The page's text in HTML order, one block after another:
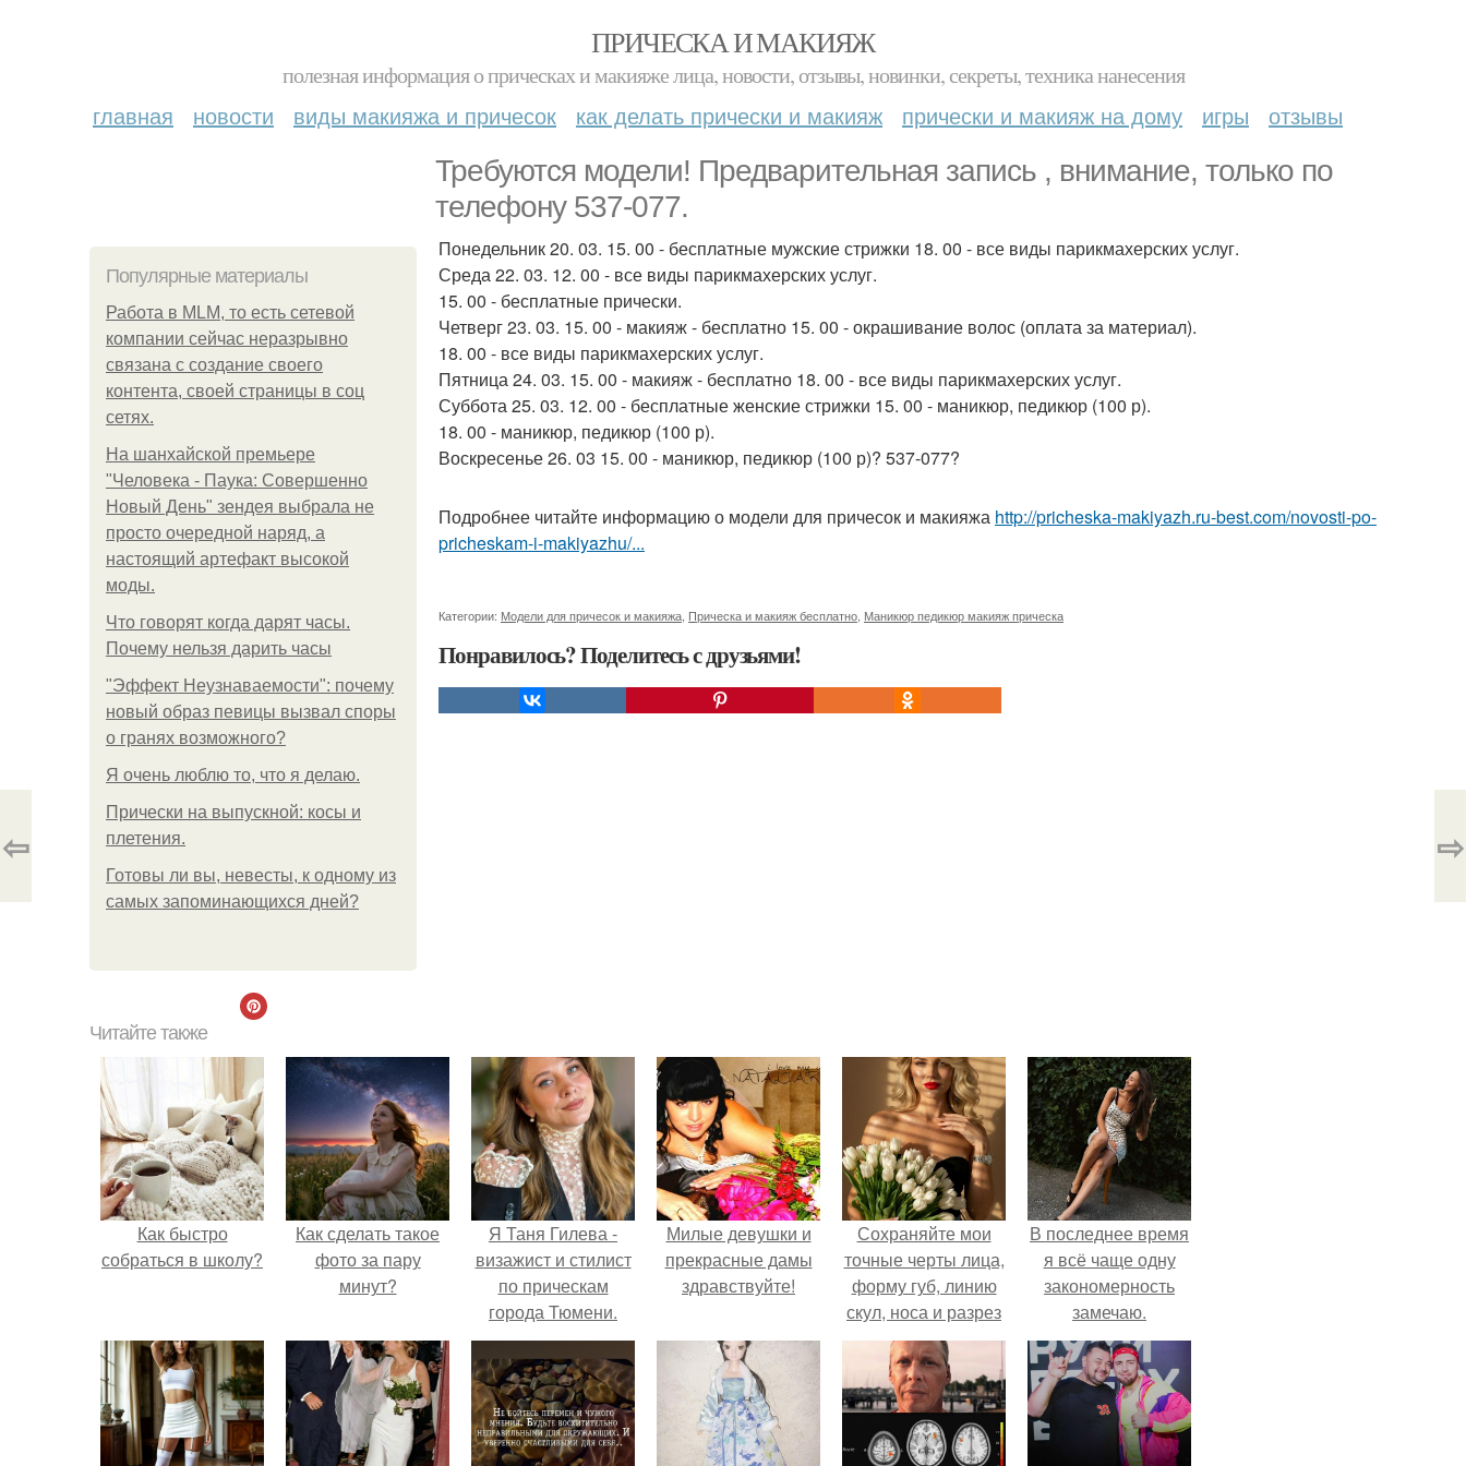
ПРИЧЕСКА И МАКИЯЖ
полезная информация о прическах и макияже лица, новости, отзывы, новинки, секреты, техника нанесения
главная новости виды макияжа и причесок как делать прически и макияж прически и макияж на дому игры отзывы
Требуются модели! Предварительная запись , внимание, только по
телефону 537-077.
Популярные материалы
Работа в MLM, то есть сетевой
компании сейчас неразрывно
связана с создание своего
контента, своей страницы в соц
сетях.
На шанхайской премьере
"Человека - Паука: Совершенно
Новый День" зендея выбрала не
просто очередной наряд, а
настоящий артефакт высокой
моды.
Что говорят когда дарят часы.
Почему нельзя дарить часы
"Эффект Неузнаваемости": почему
новый образ певицы вызвал споры
о гранях возможного?
Я очень люблю то, что я делаю.
Прически на выпускной: косы и
плетения.
Готовы ли вы, невесты, к одному из
самых запоминающихся дней?
Понедельник 20. 03. 15. 00 - бесплатные мужские стрижки 18. 00 - все виды парикмахерских услуг.
Среда 22. 03. 12. 00 - все виды парикмахерских услуг.
15. 00 - бесплатные прически.
Четверг 23. 03. 15. 00 - макияж - бесплатно 15. 00 - окрашивание волос (оплата за материал).
18. 00 - все виды парикмахерских услуг.
Пятница 24. 03. 15. 00 - макияж - бесплатно 18. 00 - все виды парикмахерских услуг.
Суббота 25. 03. 12. 00 - бесплатные женские стрижки 15. 00 - маникюр, педикюр (100 р).
18. 00 - маникюр, педикюр (100 р).
Воскресенье 26. 03 15. 00 - маникюр, педикюр (100 р)? 537-077?
Подробнее читайте информацию о модели для причесок и макияжа http://pricheska-makiyazh.ru-best.com/novosti-po-
pricheskam-i-makiyazhu/...
Категории: Модели для причесок и макияжа Прическа и макияж бесплатно Маникюр педикюр макияж прическа
Понравилось? Поделитесь с друзьями!
⇦ ⇨
Читайте также
Как быстро
собраться в школу?
Как сделать такое
фото за пару
минут?
Я Таня Гилева -
визажист и стилист
по прическам
города Тюмени.
Милые девушки и
прекрасные дамы
здравствуйте!
Сохраняйте мои
точные черты лица,
форму губ, линию
скул, носа и разрез
глаз.
В последнее время
я всё чаще одну
закономерность
замечаю.